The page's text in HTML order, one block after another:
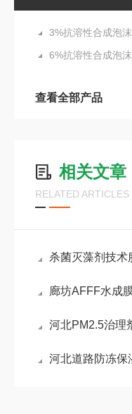
3%抗溶性合成泡
6%抗溶性合成泡
查看全部产品
相关文章
RELATED ARTICLES
杀菌灭藻剂技术
廊坊AFFF水成膜泡
河北PM2.5治理
河北道路防冻保湿抑